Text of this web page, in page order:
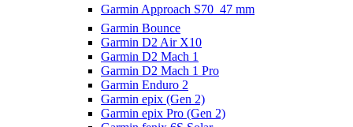
Garmin Approach S70  47 mm
Garmin Bounce
Garmin D2 Air X10
Garmin D2 Mach 1
Garmin D2 Mach 1 Pro
Garmin Enduro 2
Garmin epix (Gen 2)
Garmin epix Pro (Gen 2)